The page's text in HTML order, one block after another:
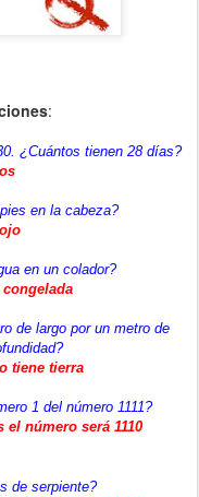
:
¿Cuántos tienen 28 días?
en la cabeza?
en un colador?
de largo por un metro de
tiene tierra
1 del número 1111?
el número será 1110
de serpiente?